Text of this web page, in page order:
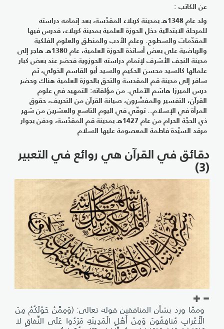
عن الكاتب :
ولد عام 1348هـ بمدينة كربلاء المقدّسة، بعد إتمامه دراسته
للمرحلة الابتدائية دخل الحوزة العلمية بمدينة كربلاء، فدرس فيها
المقدّمات والسطوح. وعلم الأدب والمنطق والعلوم الفلكية
والرياضية على بعض أساتذة الحوزة العلمية، عام 1380هـ هاجر إلى
مدينة النجف الأشرف لإتمام دراسته الحوزوية فحضر عند بعض كبار
علمائها كالسيد محسن الحكيم والسيد أبو القاسم الخوئي، ثم
سافر إلى مدينة قم المقدسة والتحق بالحوزة العلمية هناك وحضر
درس الميرزا هاشم الآملي. من مؤلفاته: التمهيد في علوم
القرآن، التفسير والمفسِّرون، صيانة القرآن من التحريف، حقوق
المرأة في الإسلام.. توفّي في اليوم التاسع والعشرين من شهر
ذي الحجّة الحرام من عام 1427هـ بمدينة قم المقدّسة، ودفن بجوار
مرقد السيّدة فاطمة المعصومة عليها السلام
دقائق في القرآن هي روائع في التعبير
(3)
وممّا ورد بشأن المنافقين قوله تعالى: (وَمِمَّنْ حَوْلَكُمْ مِنَ
الْأَعْرابِ مُنافِقُونَ وَمِنْ أَهْلِ الْمَدِينَةِ مَرَدُوا عَلَى النِّفاقِ لا